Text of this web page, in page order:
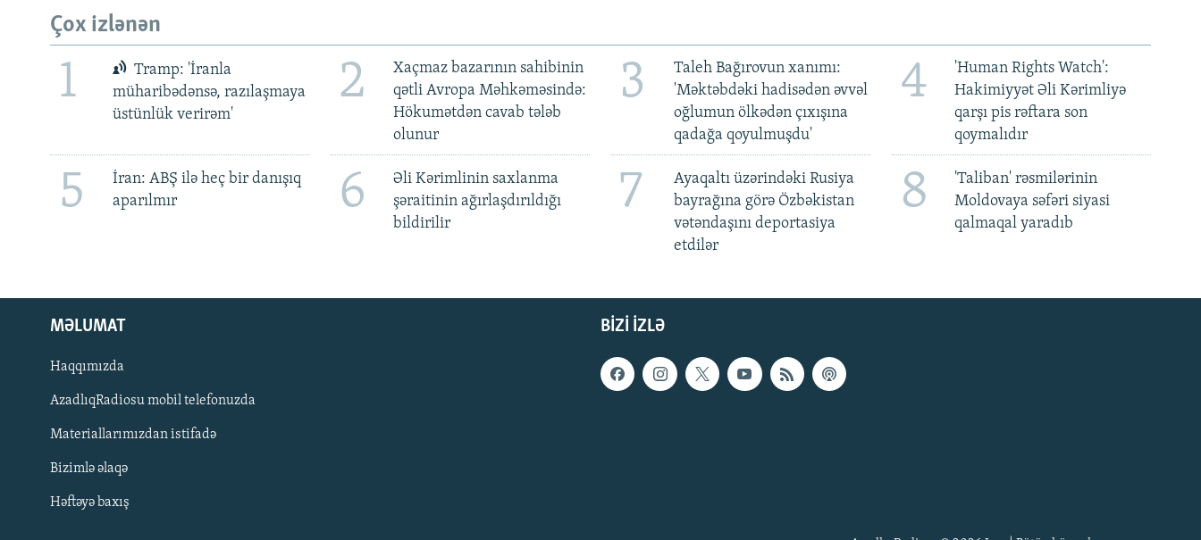
Çox izlənən
1
Tramp: 'İranla
müharibədənsə, razılaşmaya
üstünlük verirəm'
2
Xaçmaz bazarının sahibinin
qətli Avropa Məhkəməsində:
Hökumətdən cavab tələb
olunur
3
Taleh Bağırovun xanımı:
'Məktəbdəki hadisədən əvvəl
oğlumun ölkədən çıxışına
qadağa qoyulmuşdu'
4
'Human Rights Watch':
Hakimiyyət Əli Kərimliyə
qarşı pis rəftara son
qoymalıdır
5
İran: ABŞ ilə heç bir danışıq
aparılmır
6
Əli Kərimlinin saxlanma
şəraitinin ağırlaşdırıldığı
bildirilir
7
Ayaqaltı üzərindəki Rusiya
bayrağına görə Özbəkistan
vətəndaşını deportasiya
etdilər
8
'Taliban' rəsmilərinin
Moldovaya səfəri siyasi
qalmaqal yaradıb
BIZI IZLƏ
MƏLUMAT
Haqqımızda
AzadlıqRadiosu mobil telefonuzda
Materiallarımızdan istifadə
Bizimlə əlaqə
Həftəyə baxış